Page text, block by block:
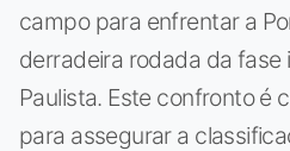
campo para enfrentar a
derradeira rodada da fase
Paulista. Este confronto é
para assegurar a